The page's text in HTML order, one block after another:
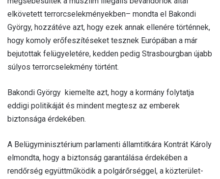
elkövetett terrorcselekményekben– mondta el Bakondi
György, hozzátéve azt, hogy ezek annak ellenére történnek,
hogy komoly erőfeszítéseket tesznek Európában a már
bejutottak felügyeletére, kedden pedig Strasbourgban újabb
súlyos terrorcselekmény történt.
Bakondi György kiemelte azt, hogy a kormány folytatja
eddigi politikáját és mindent megtesz az emberek
biztonsága érdekében.
A Belügyminisztérium parlamenti államtitkára Kontrát Károly
elmondta, hogy a biztonság garantálása érdekében a
rendőrség együttműködik a polgárőrséggel, a közterület-